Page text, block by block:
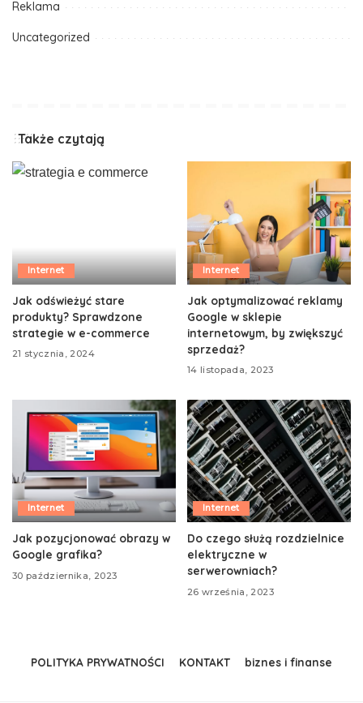
Reklama
Uncategorized
Także czytają
Internet
Jak odświeżyć stare
produkty? Sprawdzone
strategie w e-commerce
21 stycznia, 2024
Internet
Jak optymalizować reklamy
Google w sklepie
internetowym, by zwiększyć
sprzedaż?
14 listopada, 2023
Internet
Jak pozycjonować obrazy w
Google grafika?
30 października, 2023
Internet
Do czego służą rozdzielnice
elektryczne w
serwerowniach?
26 września, 2023
POLITYKA PRYWATNOŚCI KONTAKT biznes i finanse